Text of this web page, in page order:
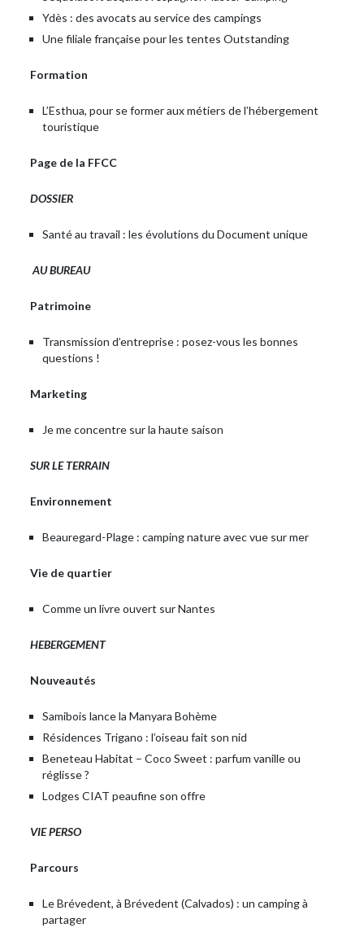
Ydès : des avocats au service des campings
Une filiale française pour les tentes Outstanding
Formation
L’Esthua, pour se former aux métiers de l’hébergement
touristique
Page de la FFCC
DOSSIER
Santé au travail : les évolutions du Document unique
AU BUREAU
Patrimoine
Transmission d’entreprise : posez-vous les bonnes
questions !
Marketing
Je me concentre sur la haute saison
SUR LE TERRAIN
Environnement
Beauregard-Plage : camping nature avec vue sur mer
Vie de quartier
Comme un livre ouvert sur Nantes
HEBERGEMENT
Nouveautés
Samibois lance la Manyara Bohème
Résidences Trigano : l’oiseau fait son nid
Beneteau Habitat – Coco Sweet : parfum vanille ou
réglisse ?
Lodges CIAT peaufine son offre
VIE PERSO
Parcours
Le Brévedent, à Brévedent (Calvados) : un camping à
partager